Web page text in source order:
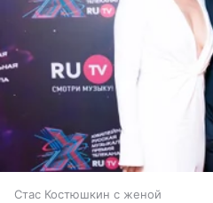
Стас Костюшкин с женой